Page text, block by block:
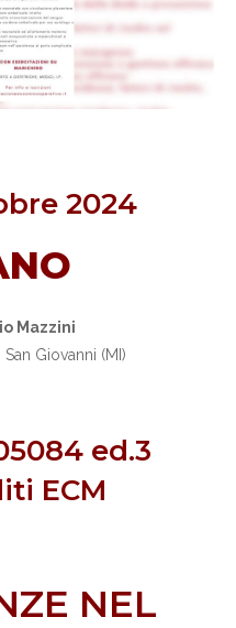
2024
Mazzini
Giovanni (MI)
ed.3
ECM
NEL